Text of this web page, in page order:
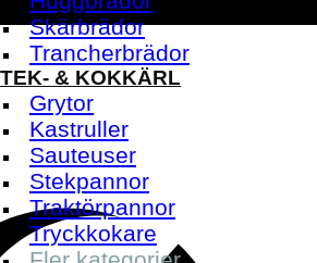
Skärbrädor
Trancherbrädor
& KOKKÄRL
Grytor
Kastruller
Sauteuser
Stekpannor
Traktörpannor
Tryckkokare